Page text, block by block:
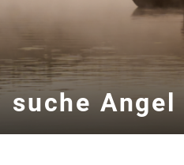
suche